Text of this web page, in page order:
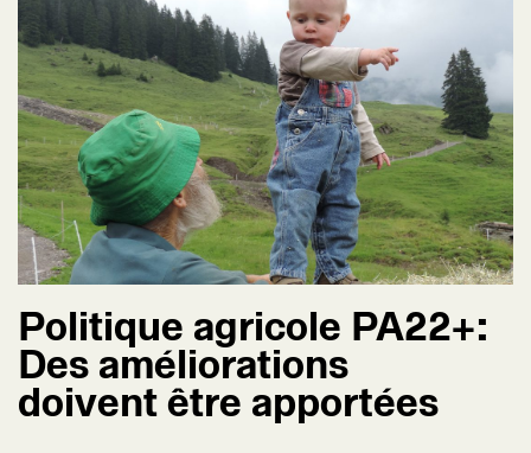
Politique agricole PA22+:
Des améliorations
doivent être apportées